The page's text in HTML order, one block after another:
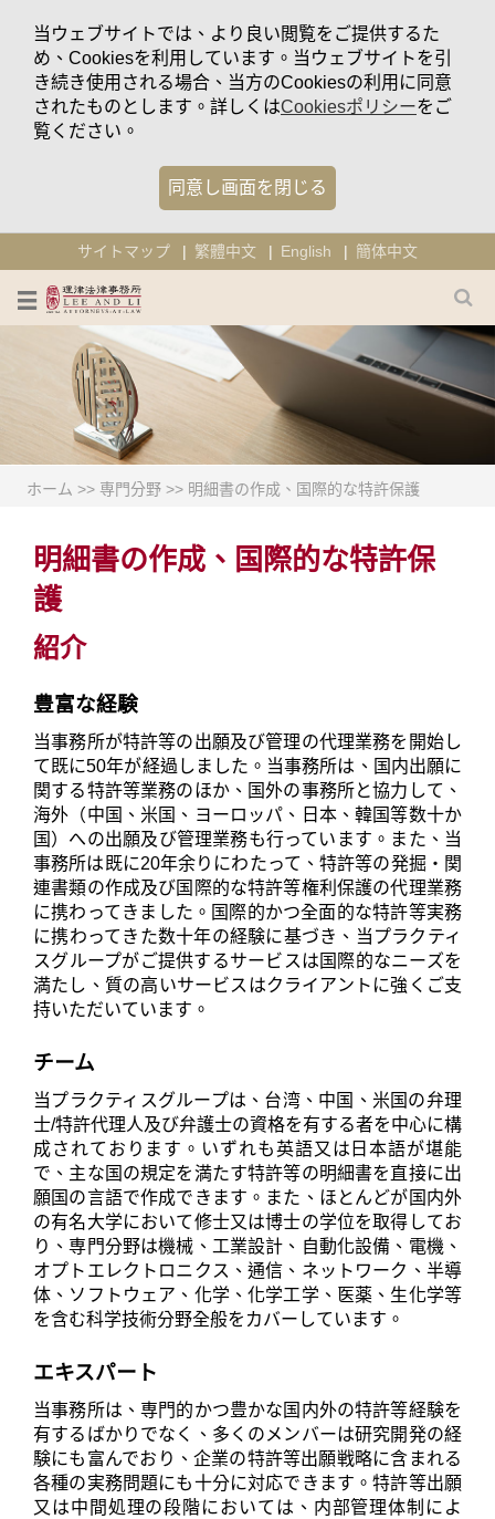
当ウェブサイトでは、より良い閲覧をご提供するた
め、Cookiesを利用しています。当ウェブサイトを引
き続き使用される場合、当方のCookiesの利用に同意
されたものとします。詳しくはCookiesポリシーをご
覧ください。
同意し画面を閉じる
サイトマップ 繁體中文 English 簡体中文
ホーム >> 専門分野 >> 明細書の作成、国際的な特許保護
明細書の作成、国際的な特許保
護
紹介
豊富な経験
当事務所が特許等の出願及び管理の代理業務を開始し
て既に50年が経過しました。当事務所は、国内出願に
関する特許等業務のほか、国外の事務所と協力して、
海外（中国、米国、ヨーロッパ、日本、韓国等数十か
国）への出願及び管理業務も行っています。また、当
事務所は既に20年余りにわたって、特許等の発掘・関
連書類の作成及び国際的な特許等権利保護の代理業務
に携わってきました。国際的かつ全面的な特許等実務
に携わってきた数十年の経験に基づき、当プラクティ
スグループがご提供するサービスは国際的なニーズを
満たし、質の高いサービスはクライアントに強くご支
持いただいています。
チーム
当プラクティスグループは、台湾、中国、米国の弁理
士/特許代理人及び弁護士の資格を有する者を中心に構
成されております。いずれも英語又は日本語が堪能
で、主な国の規定を満たす特許等の明細書を直接に出
願国の言語で作成できます。また、ほとんどが国内外
の有名大学において修士又は博士の学位を取得してお
り、専門分野は機械、工業設計、自動化設備、電機、
オプトエレクトロニクス、通信、ネットワーク、半導
体、ソフトウェア、化学、化学工学、医薬、生化学等
を含む科学技術分野全般をカバーしています。
エキスパート
当事務所は、専門的かつ豊かな国内外の特許等経験を
有するばかりでなく、多くのメンバーは研究開発の経
験にも富んでおり、企業の特許等出願戦略に含まれる
各種の実務問題にも十分に対応できます。特許等出願
又は中間処理の段階においては、内部管理体制によ